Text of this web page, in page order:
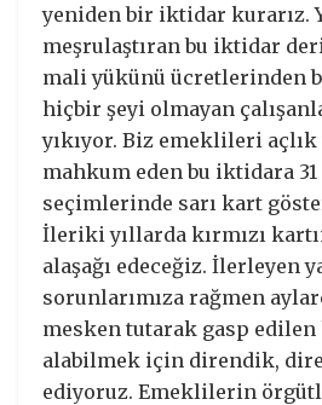
yeniden bir iktidar kurarız.
meşrulaştıran bu iktidar
mali yükünü ücretlerinden
hiçbir şeyi olmayan
yıkıyor. Biz emeklileri
mahkum eden bu iktidara
seçimlerinde sarı kart
İleriki yıllarda kırmızı
alaşağı edeceğiz. İlerleyen
sorunlarımıza rağmen
mesken tutarak gasp edilen
alabilmek için direndik,
ediyoruz. Emeklilerin